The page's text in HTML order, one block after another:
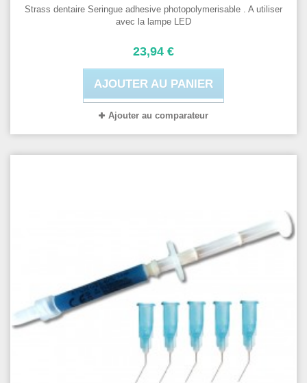
Strass dentaire Seringue adhesive photopolymerisable . A utiliser
avec la lampe LED
23,94 €
AJOUTER AU PANIER
Ajouter au comparateur